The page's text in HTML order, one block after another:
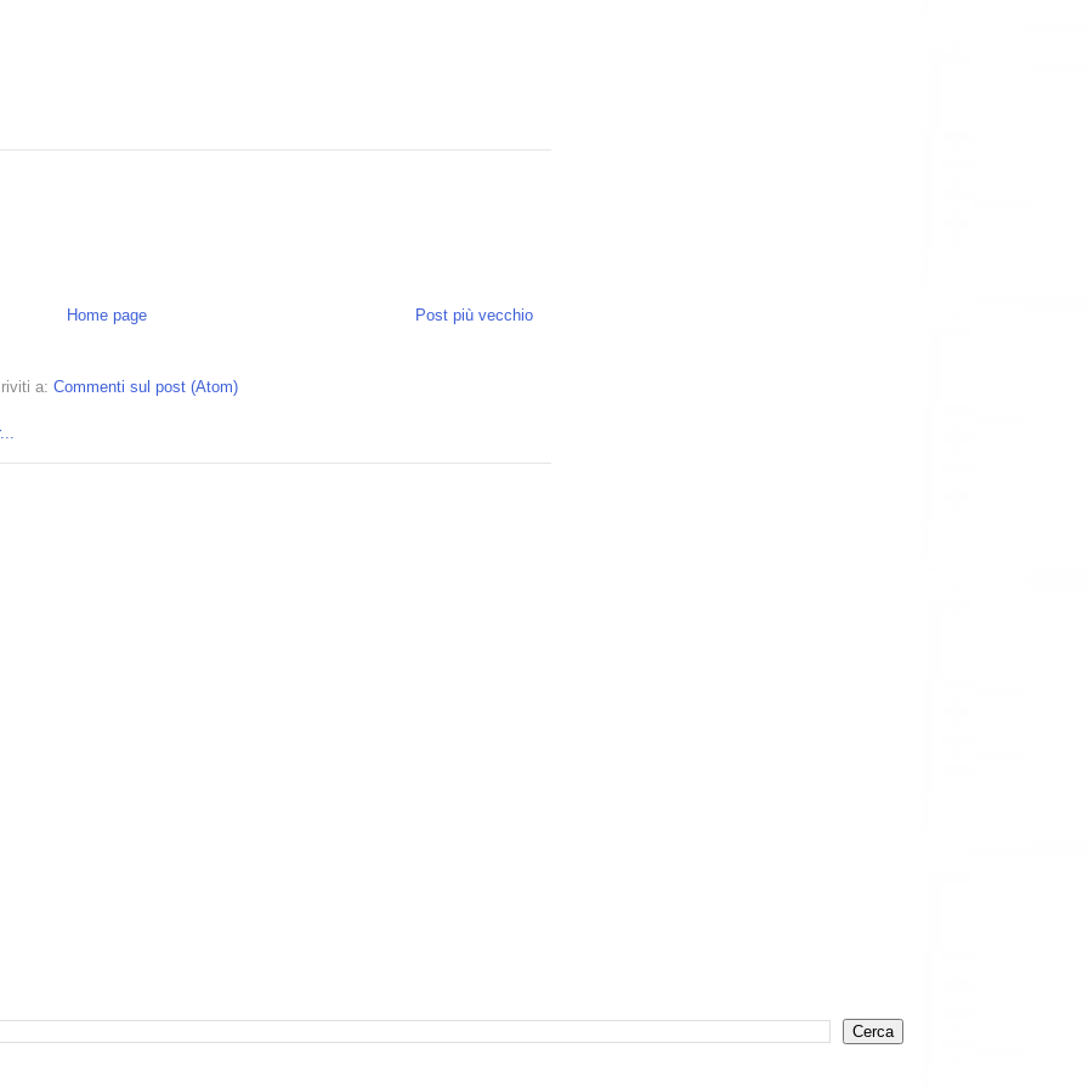
Post più vecchio
Home page
a: Commenti sul post (Atom)